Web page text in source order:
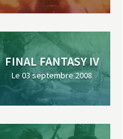
FINAL FANTASY IV
Le 03 septembre 2008